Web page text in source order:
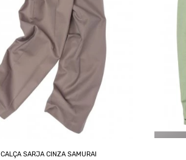
CALÇA SARJA CINZA SAMURAI